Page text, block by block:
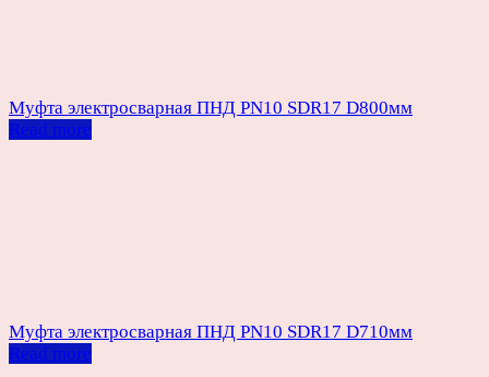
Муфта электросварная ПНД PN10 SDR17 D800мм
Read more
Муфта электросварная ПНД PN10 SDR17 D710мм
Read more